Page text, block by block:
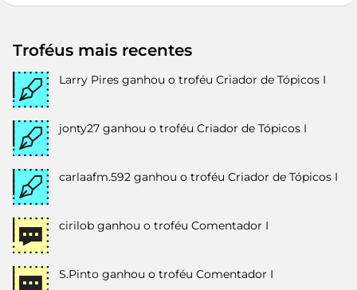
Troféus mais recentes
Larry Pires ganhou o troféu Criador de Tópicos I
jonty27 ganhou o troféu Criador de Tópicos I
carlaafm.592 ganhou o troféu Criador de Tópicos I
cirilob ganhou o troféu Comentador I
S.Pinto ganhou o troféu Comentador I